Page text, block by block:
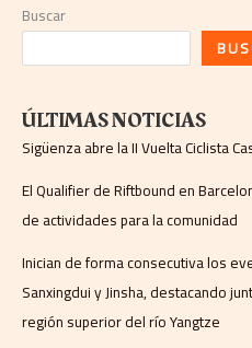
Buscar
ÚLTIMAS NOTICIAS
Sigüenza abre la II Vuelta Ciclista
El Qualifier de Riftbound en
de actividades para la comunidad
Inician de forma consecutiva los
Sanxingdui y Jinsha, destacando
región superior del río Yangtze